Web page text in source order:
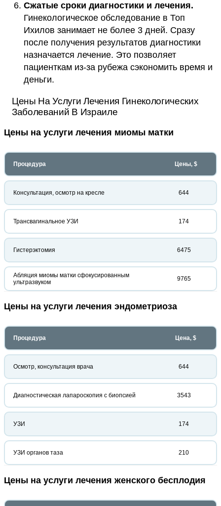
Сжатые сроки диагностики и лечения.
Гинекологическое обследование в Топ
Ихилов занимает не более 3 дней. Сразу
после получения результатов диагностики
назначается лечение. Это позволяет
пациенткам из-за рубежа сэкономить время и
деньги.
Цены На Услуги Лечения Гинекологических
Заболеваний В Израиле
Цены на услуги лечения миомы матки
Процедура Цены, $
Консультация, осмотр на кресле 644
Трансвагинальное УЗИ 174
Гистерэктомия 6475
Абляция миомы матки сфокусированным
ультразвуком
9765
Цены на услуги лечения эндометриоза
Процедура Цена, $
Осмотр, консультация врача 644
Диагностическая лапароскопия с биопсией 3543
УЗИ 174
УЗИ органов таза 210
Цены на услуги лечения женского бесплодия